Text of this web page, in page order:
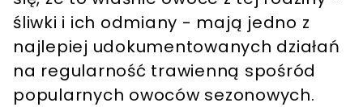
śliwki i ich odmiany - mają jedno z
najlepiej udokumentowanych działań
na regularność trawienną spośród
popularnych owoców sezonowych.